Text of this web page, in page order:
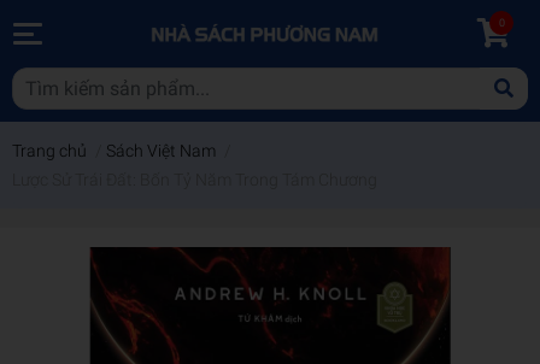
0
Trang chủ Sách Việt Nam